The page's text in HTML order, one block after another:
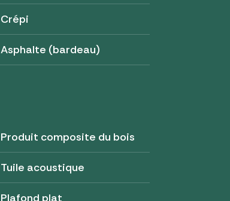
Crépi
Asphalte (bardeau)
Produit composite du bois
Tuile acoustique